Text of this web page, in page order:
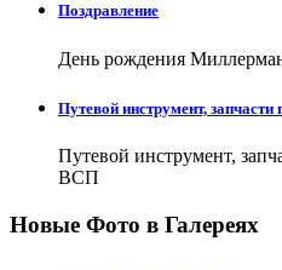
Поздравление
День рождения
Путевой инструмент,
Путевой инструмент,
ВСП
Новые Фото в Галереях